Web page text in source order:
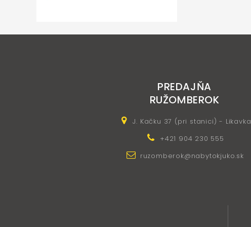
PREDAJŇA
RUŽOMBEROK
J. Kačku 37 (pri stanici) - Likavka
+421 904 230 555
ruzomberok@nabytokjuko.sk